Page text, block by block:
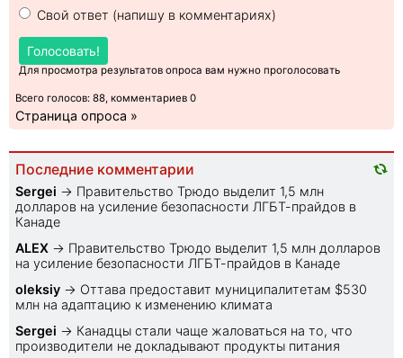
Свой ответ (напишу в комментариях)
Голосовать!
Для просмотра результатов опроса вам нужно проголосовать
Всего голосов: 88, комментариев 0
Страница опроса »
Последние комментарии
Sеrgei → Правительство Трюдо выделит 1,5 млн
долларов на усиление безопасности ЛГБТ-прайдов в
Канаде
ALEX → Правительство Трюдо выделит 1,5 млн долларов
на усиление безопасности ЛГБТ-прайдов в Канаде
oleksiy → Оттава предоставит муниципалитетам $530
млн на адаптацию к изменению климата
Sеrgei → Канадцы стали чаще жаловаться на то, что
производители не докладывают продукты питания